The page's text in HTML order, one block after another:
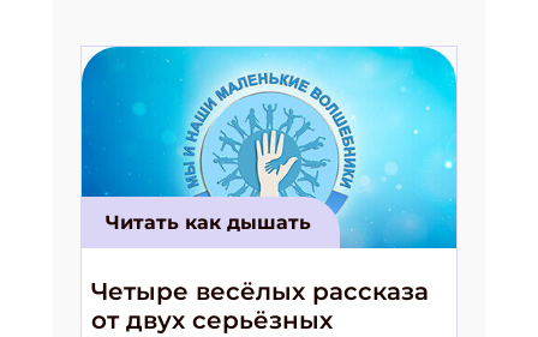
Читать как дышать
Четыре весёлых рассказа
от двух серьёзных